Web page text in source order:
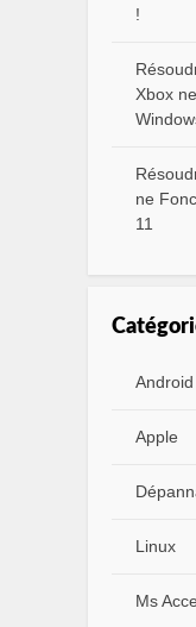
!
Xbox
ne
11
Android
Apple
Linux
Ms